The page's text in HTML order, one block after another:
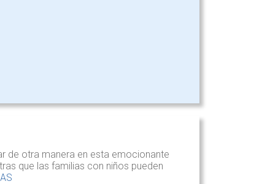
de otra manera en esta emocionante
que las familias con niños pueden